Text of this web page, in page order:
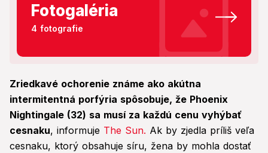
Fotogaléria
4 fotografie
Zriedkavé ochorenie známe ako akútna
intermitentná porfýria spôsobuje, že Phoenix
Nightingale (32) sa musí za každú cenu vyhýbať
cesnaku, informuje The Sun. Ak by zjedla príliš veľa
cesnaku, ktorý obsahuje síru, žena by mohla dostať